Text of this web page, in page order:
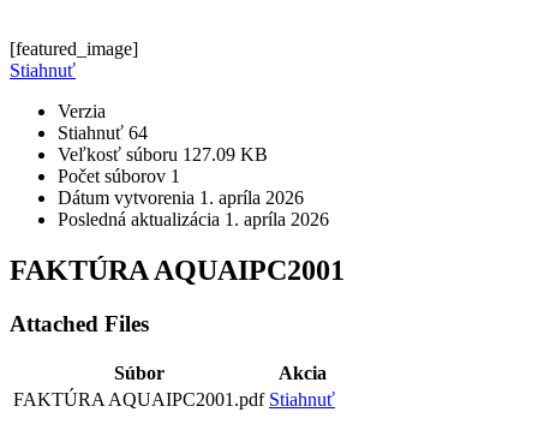
[featured_image]
Stiahnuť
Verzia
Stiahnuť 64
Veľkosť súboru 127.09 KB
Počet súborov 1
Dátum vytvorenia 1. apríla 2026
Posledná aktualizácia 1. apríla 2026
FAKTÚRA AQUAIPC2001
Attached Files
Súbor
Akcia
FAKTÚRA AQUAIPC2001.pdf Stiahnuť